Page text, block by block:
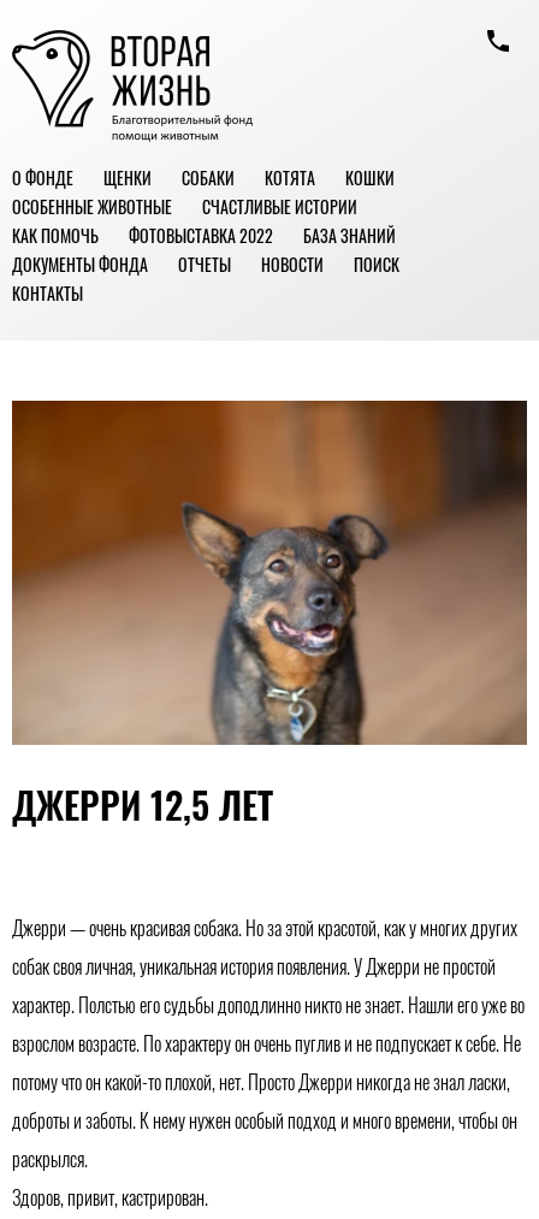
О ФОНДЕ ЩЕНКИ СОБАКИ КОТЯТА
КОШКИ
ОСОБЕННЫЕ ЖИВОТНЫЕ
СЧАСТЛИВЫЕ ИСТОРИИ
КАК ПОМОЧЬ
ФОТОВЫСТАВКА 2022
БАЗА ЗНАНИЙ
ДОКУМЕНТЫ ФОНДА
ОТЧЕТЫ НОВОСТИ
ПОИСК
КОНТАКТЫ
ДЖЕРРИ 12,5 ЛЕТ
Джерри — очень красивая собака. Но за этой красотой, как у многих других
собак своя личная, уникальная история появления. У Джерри не простой
характер. Полстью его судьбы доподлинно никто не знает. Нашли его уже во
взрослом возрасте. По характеру он очень пуглив и не подпускает к себе. Не
потому что он какой-то плохой, нет. Просто Джерри никогда не знал ласки,
доброты и заботы. К нему нужен особый подход и много времени, чтобы он
раскрылся.
Здоров, привит, кастрирован.